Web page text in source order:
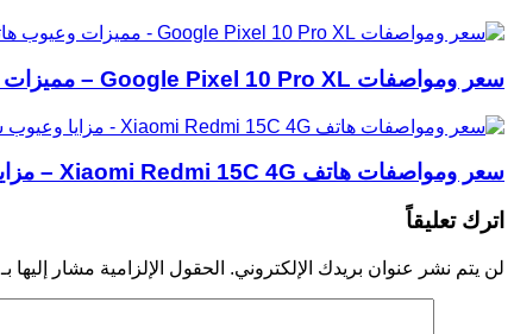
سعر ومواصفات Google Pixel 10 Pro XL – مميزات وعيوب هاتف جوجل بيكسل 10 برو إكس ال
سعر ومواصفات هاتف Xiaomi Redmi 15C 4G – مزايا وعيوب شاومي ريدمي 15C
اترك تعليقاً
لن يتم نشر عنوان بريدك الإلكتروني. الحقول الإلزامية مشار إليها بـ